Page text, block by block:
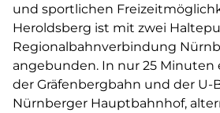
und sportlichen
Heroldsberg ist mit zwei
Regionalbahnverbindung
angebunden. In nur 25 Minuten
der Gräfenbergbahn und der U-
Nürnberger Hauptbahnhof,